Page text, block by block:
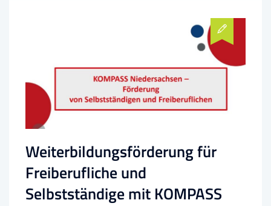
Weiterbildungsförderung für
Freiberufliche und
Selbstständige mit KOMPASS